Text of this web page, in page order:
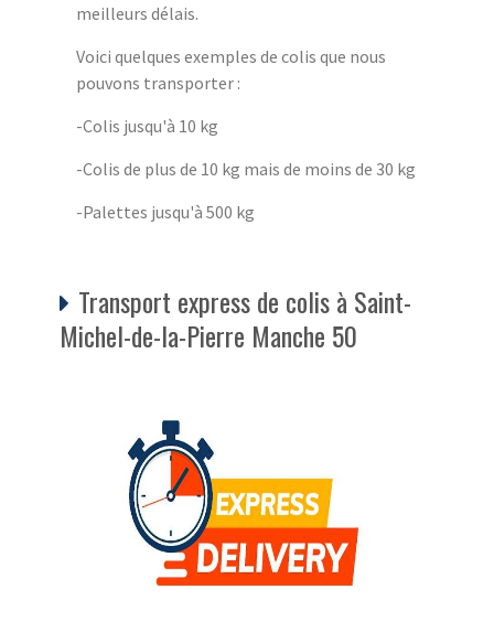
meilleurs délais.
Voici quelques exemples de colis que nous
pouvons transporter :
-Colis jusqu'à 10 kg
-Colis de plus de 10 kg mais de moins de 30 kg
-Palettes jusqu'à 500 kg
Transport express de colis à Saint-
Michel-de-la-Pierre Manche 50